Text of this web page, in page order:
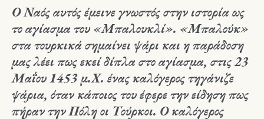
Ο Ναός αυτός έμεινε γνωστός στην ιστορία ως
το αγίασμα του «Μπαλουκλί». «Μπαλούκ»
στα τουρκικά σημαίνει ψάρι και η παράδοση
μας λέει πως εκεί δίπλα στο αγίασμα, στις 23
Μαΐου 1453 μ.Χ. ένας καλόγερος τηγάνιζε
ψάρια, όταν κάποιος του έφερε την είδηση πως
πήραν την Πόλη οι Τούρκοι. Ο καλόγερος